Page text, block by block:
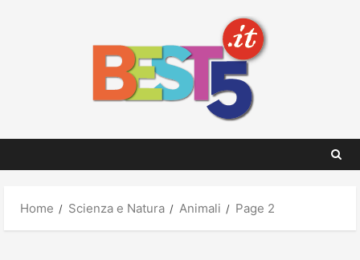
Home Scienza e Natura Animali Page 2